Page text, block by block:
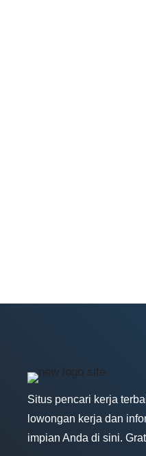
Situs pencari kerja
lowongan kerja dan
impian Anda di sini.